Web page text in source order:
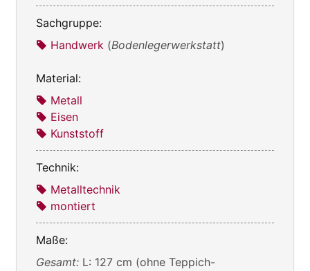
Sachgruppe:
Handwerk (Bodenlegerwerkstatt)
Material:
Metall
Eisen
Kunststoff
Technik:
Metalltechnik
montiert
Maße:
Gesamt: L: 127 cm (ohne Teppich-